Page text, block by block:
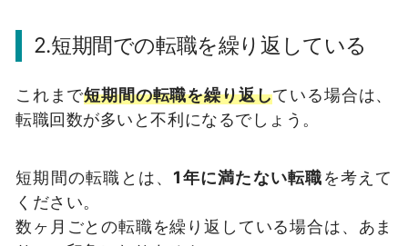
2.短期間での転職を繰り返している
これまで短期間の転職を繰り返している場合は、
転職回数が多いと不利になるでしょう。
短期間の転職とは、 1年に満たない転職を考えて
ください。
数ヶ月ごとの転職を繰り返している場合は、あま